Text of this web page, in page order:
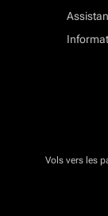
Vols vers les